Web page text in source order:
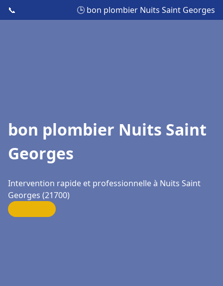
📞 🕒 bon plombier Nuits Saint Georges
bon plombier Nuits Saint
Georges
Intervention rapide et professionnelle à Nuits Saint
Georges (21700)